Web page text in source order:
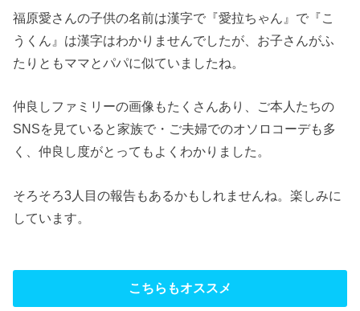
福原愛さんの子供の名前は漢字で『愛拉ちゃん』で『こ
うくん』は漢字はわかりませんでしたが、お子さんがふ
たりともママとパパに似ていましたね。
仲良しファミリーの画像もたくさんあり、ご本人たちの
SNSを見ていると家族で・ご夫婦でのオソロコーデも多
く、仲良し度がとってもよくわかりました。
そろそろ3人目の報告もあるかもしれませんね。楽しみに
しています。
こちらもオススメ